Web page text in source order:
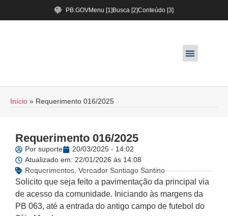
PB.GOVMenu [1] Busca [2]Conteúdo [3]
Início » Requerimento 016/2025
Requerimento 016/2025
Por suporte
20/03/2025 - 14:02
Atualizado em: 22/01/2026 às 14:08
Requerimentos,Vereador Santiago Santino
Solicito que seja feito a pavimentação da principal via
de acesso da comunidade. Iniciando às margens da
PB 063, até a entrada do antigo campo de futebol do